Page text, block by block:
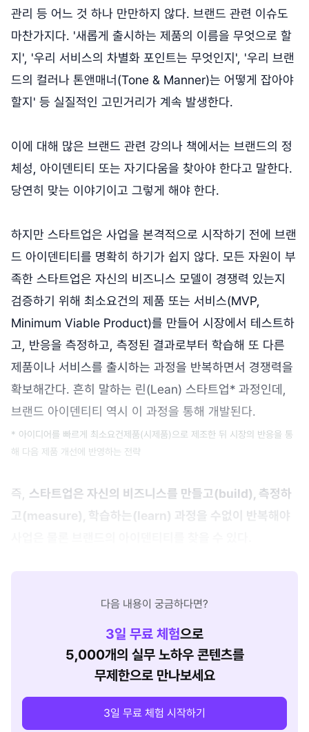
관리 등 어느 것 하나 만만하지 않다. 브랜드 관련 이슈도
마찬가지다. '새롭게 출시하는 제품의 이름을 무엇으로 할
지', '우리 서비스의 차별화 포인트는 무엇인지', '우리 브랜
드의 컬러나 톤앤매너(Tone & Manner)는 어떻게 잡아야
할지' 등 실질적인 고민거리가 계속 발생한다.
이에 대해 많은 브랜드 관련 강의나 책에서는 브랜드의 정
체성, 아이덴티티 또는 자기다움을 찾아야 한다고 말한다.
당연히 맞는 이야기이고 그렇게 해야 한다.
하지만 스타트업은 사업을 본격적으로 시작하기 전에 브랜
드 아이덴티티를 명확히 하기가 쉽지 않다. 모든 자원이 부
족한 스타트업은 자신의 비즈니스 모델이 경쟁력 있는지
검증하기 위해 최소요건의 제품 또는 서비스(MVP,
Minimum Viable Product)를 만들어 시장에서 테스트하
고, 반응을 측정하고, 측정된 결과로부터 학습해 또 다른
제품이나 서비스를 출시하는 과정을 반복하면서 경쟁력을
확보해간다. 흔히 말하는 린(Lean) 스타트업* 과정인데,
브랜드 아이덴티티 역시 이 과정을 통해 개발된다.
* 아이디어를 빠르게 최소요건제품(시제품)으로 제조한 뒤 시장의 반응을 통
해 다음 제품 개선에 반영하는 전략
즉, 스타트업은 자신의 비즈니스를 만들고(build), 측정하
고(measure), 학습하는(learn) 과정을 수없이 반복해야
다음 내용이 궁금하다면?
3일 무료 체험으로
5,000개의 실무 노하우 콘텐츠를
무제한으로 만나보세요
3일 무료 체험 시작하기